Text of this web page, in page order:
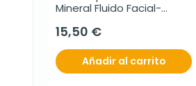
Mineral Fluido Facial-
15,50 €
Añadir al carrito